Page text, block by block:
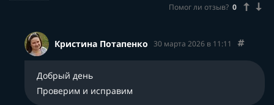
Помог ли отзыв? 0
Кристина Потапенко 30 марта 2026 в 11:11
Добрый день
Проверим и исправим